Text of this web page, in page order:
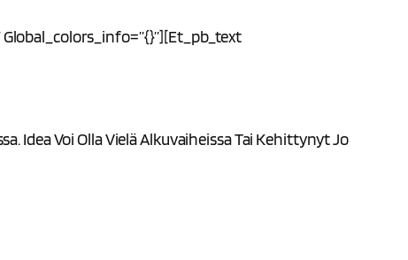
Idea Voi Olla Vielä Alkuvaiheissa Tai Kehittynyt Jo